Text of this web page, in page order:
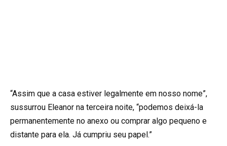
“Assim que a casa estiver legalmente em nosso nome”,
sussurrou Eleanor na terceira noite, “podemos deixá-la
permanentemente no anexo ou comprar algo pequeno e
distante para ela. Já cumpriu seu papel.”